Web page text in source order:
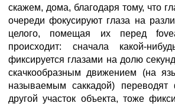
скажем, дома, благодаря тому, что
очереди фокусируют глаза на
целого, помещая их перед
происходит: сначала какой-
фиксируется глазами на долю
скачкообразным движением (на
называемым саккадой) переводят
другой участок объекта, тоже